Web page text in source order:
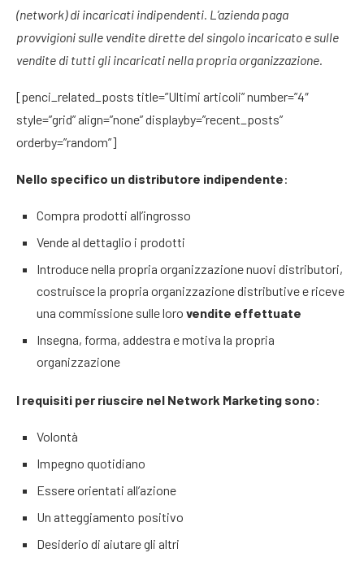
(network) di incaricati indipendenti. L’azienda paga
provvigioni sulle vendite dirette del singolo incaricato e sulle
vendite di tutti gli incaricati nella propria organizzazione.
[penci_related_posts title=”Ultimi articoli” number=”4″
style=”grid” align=”none” displayby=”recent_posts”
orderby=”random”]
Nello specifico un distributore indipendente:
Compra prodotti all’ingrosso
Vende al dettaglio i prodotti
Introduce nella propria organizzazione nuovi distributori,
costruisce la propria organizzazione distributive e riceve
una commissione sulle loro vendite effettuate
Insegna, forma, addestra e motiva la propria
organizzazione
I requisiti per riuscire nel Network Marketing sono:
Volontà
Impegno quotidiano
Essere orientati all’azione
Un atteggiamento positivo
Desiderio di aiutare gli altri